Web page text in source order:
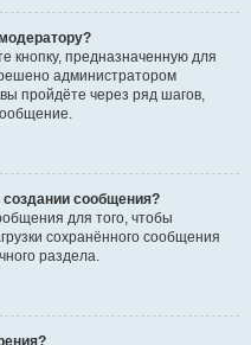
кнопку, предназначенную для
администратором
пройдёте через ряд шагов,
создании сообщения?
для того, чтобы
сохранённого сообщения
раздела.